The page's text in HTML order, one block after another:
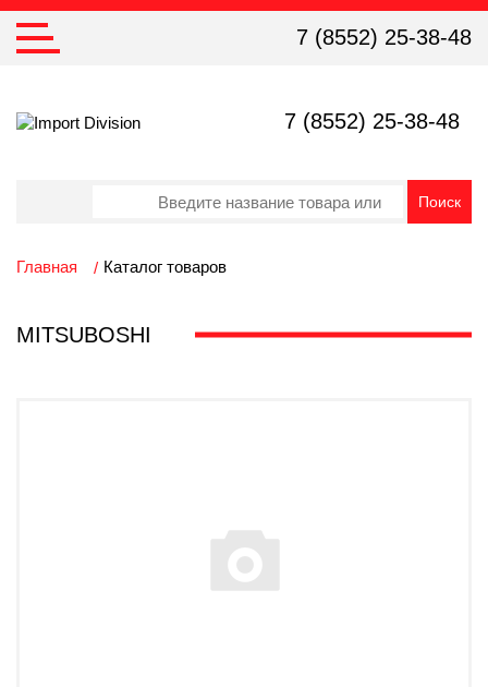
7 (8552) 25-38-48
7 (8552) 25-38-48
Главная Каталог товаров
MITSUBOSHI